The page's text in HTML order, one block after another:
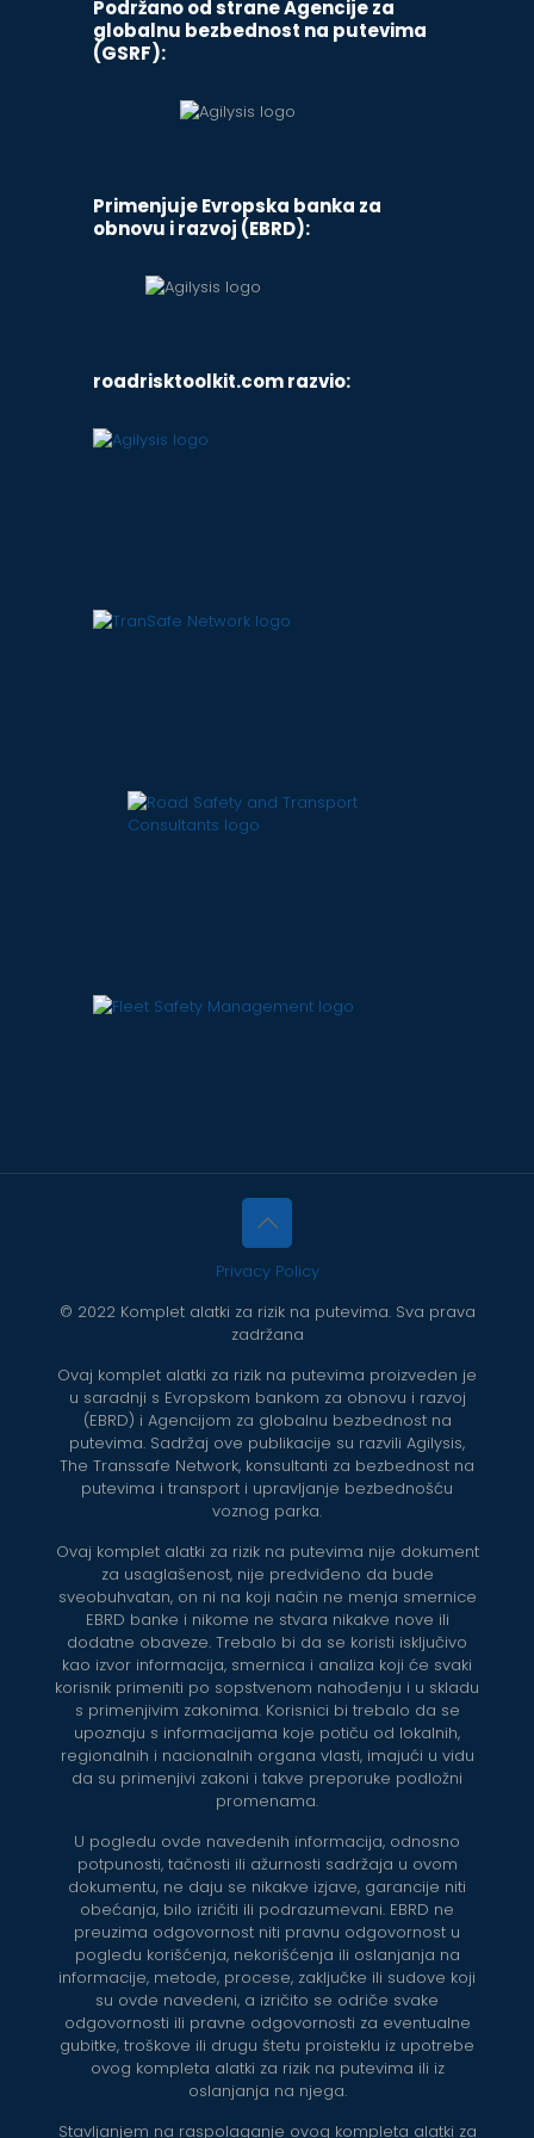
Podržano od strane Agencije za
globalnu bezbednost na putevima
(GSRF):
Primenjuje Evropska banka za
obnovu i razvoj (EBRD):
roadrisktoolkit.com razvio:
Privacy Policy
© 2022 Komplet alatki za rizik na putevima. Sva prava
zadržana
Ovaj komplet alatki za rizik na putevima proizveden je
u saradnji s Evropskom bankom za obnovu i razvoj
(EBRD) i Agencijom za globalnu bezbednost na
putevima. Sadržaj ove publikacije su razvili Agilysis,
The Transsafe Network, konsultanti za bezbednost na
putevima i transport i upravljanje bezbednošću
voznog parka.
Ovaj komplet alatki za rizik na putevima nije dokument
za usaglašenost, nije predviđeno da bude
sveobuhvatan, on ni na koji način ne menja smernice
EBRD banke i nikome ne stvara nikakve nove ili
dodatne obaveze. Trebalo bi da se koristi isključivo
kao izvor informacija, smernica i analiza koji će svaki
korisnik primeniti po sopstvenom nahođenju i u skladu
s primenjivim zakonima. Korisnici bi trebalo da se
upoznaju s informacijama koje potiču od lokalnih,
regionalnih i nacionalnih organa vlasti, imajući u vidu
da su primenjivi zakoni i takve preporuke podložni
promenama.
U pogledu ovde navedenih informacija, odnosno
potpunosti, tačnosti ili ažurnosti sadržaja u ovom
dokumentu, ne daju se nikakve izjave, garancije niti
obećanja, bilo izričiti ili podrazumevani. EBRD ne
preuzima odgovornost niti pravnu odgovornost u
pogledu korišćenja, nekorišćenja ili oslanjanja na
informacije, metode, procese, zaključke ili sudove koji
su ovde navedeni, a izričito se odriče svake
odgovornosti ili pravne odgovornosti za eventualne
gubitke, troškove ili drugu štetu proisteklu iz upotrebe
ovog kompleta alatki za rizik na putevima ili iz
oslanjanja na njega.
Stavljanjem na raspolaganje ovog kompleta alatki za